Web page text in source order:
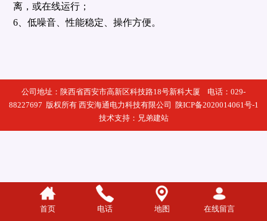
离，或在线运行；
6、低噪音、性能稳定、操作方便。
公司地址：陕西省西安市高新区科技路18号新科大厦 电话：029-
88227697 版权所有 西安海通电力科技有限公司 陕ICP备2020014061号-1
技术支持： 兄弟建站
首页 电话 地图 在线留言